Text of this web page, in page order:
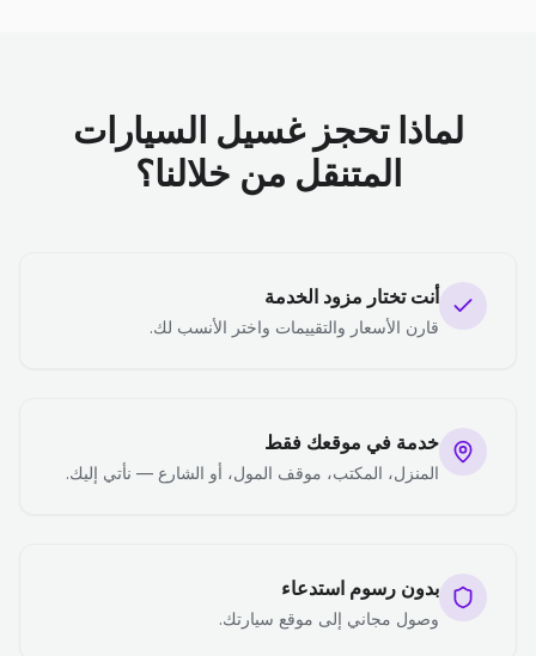
لماذا تحجز غسيل السيارات
المتنقل من خلالنا؟
أنت تختار مزود الخدمة
قارن الأسعار والتقييمات واختر الأنسب لك.
خدمة في موقعك فقط
المنزل، المكتب، موقف المول، أو الشارع — نأتي إليك.
بدون رسوم استدعاء
وصول مجاني إلى موقع سيارتك.